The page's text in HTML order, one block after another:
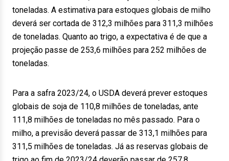
toneladas. A estimativa para estoques globais de milho
deverá ser cortada de 312,3 milhões para 311,3 milhões
de toneladas. Quanto ao trigo, a expectativa é de que a
projeção passe de 253,6 milhões para 252 milhões de
toneladas.
Para a safra 2023/24, o USDA deverá prever estoques
globais de soja de 110,8 milhões de toneladas, ante
111,8 milhões de toneladas no mês passado. Para o
milho, a previsão deverá passar de 313,1 milhões para
311,5 milhões de toneladas. Já as reservas globais de